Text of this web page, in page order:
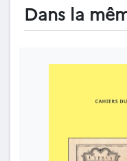
Dans la